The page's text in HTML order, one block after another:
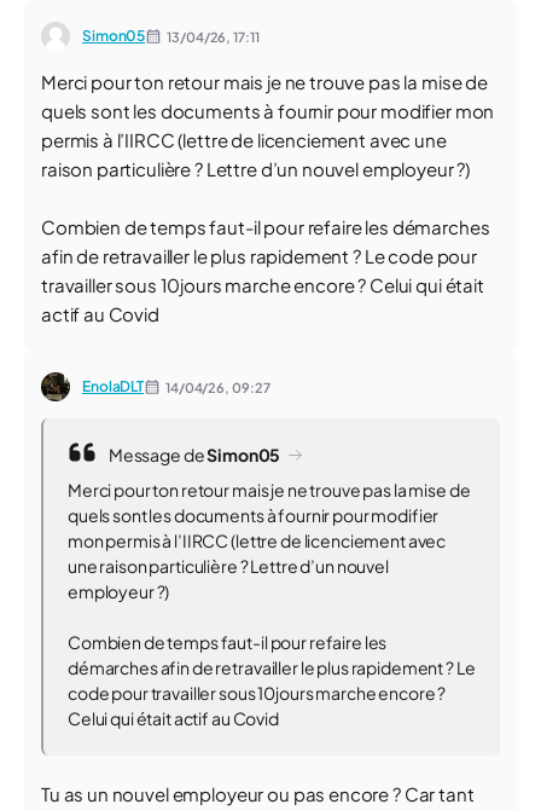
Simon05 13/04/26,17:11
Merci pour ton retour mais je ne trouve pas la mise de
quels sont les documents à fournir pour modifier mon
permis à l’IIRCC (lettre de licenciement avec une
raison particulière ? Lettre d’un nouvel employeur ?)
Combien de temps faut-il pour refaire les démarches
afin de retravailler le plus rapidement ? Le code pour
travailler sous 10jours marche encore ? Celui qui était
actif au Covid
EnolaDLT 14/04/26, 09:27
Message deSimon05
Merci pour ton retour mais je ne trouve pas la mise de
quels sont les documents à fournir pour modifier
mon permis à l’IIRCC (lettre de licenciement avec
une raison particulière ? Lettre d’un nouvel
employeur ?)
Combien de temps faut-il pour refaire les
démarches afin de retravailler le plus rapidement ? Le
code pour travailler sous 10jours marche encore ?
Celui qui était actif au Covid
Tu as un nouvel employeur ou pas encore ? Car tant